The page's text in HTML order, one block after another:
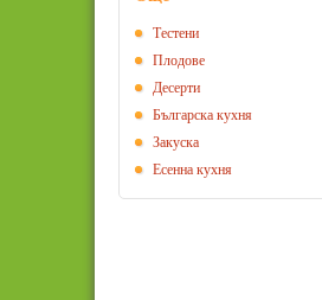
Тестени
Плодове
Десерти
Българска кухня
Закуска
Есенна кухня